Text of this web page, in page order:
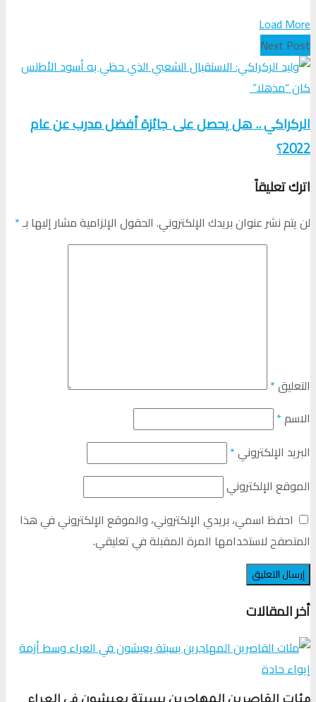
Load More
Next Post
الركراكي .. هل يحصل على جائزة أفضل مدرب عن عام
2022؟
اترك تعليقاً
لن يتم نشر عنوان بريدك الإلكتروني. الحقول الإلزامية مشار إليها بـ*
التعليق*
الاسم*
البريد الإلكتروني*
الموقع الإلكتروني
احفظ اسمي، بريدي الإلكتروني، والموقع الإلكتروني في هذا
المتصفح لاستخدامها المرة المقبلة في تعليقي.
أخر المقالات